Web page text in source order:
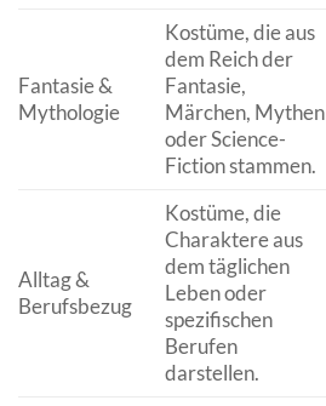
Fantasie &
Mythologie
Kostüme, die aus
dem Reich der
Fantasie,
Märchen, Mythen
oder Science-
Fiction stammen.
Alltag &
Berufsbezug
Kostüme, die
Charaktere aus
dem täglichen
Leben oder
spezifischen
Berufen
darstellen.